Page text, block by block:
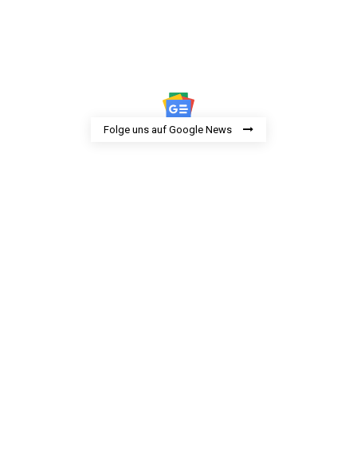
Folge uns auf Google News